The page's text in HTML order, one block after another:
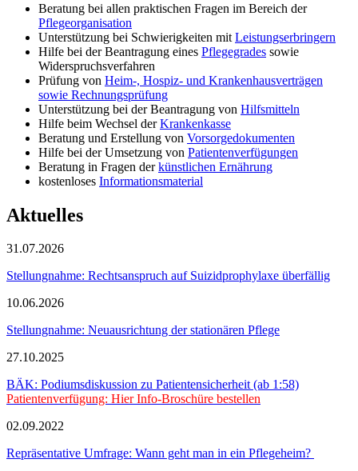
Beratung bei allen praktischen Fragen im Bereich der
Pflegeorganisation
Unterstützung bei Schwierigkeiten mit Leistungserbringern
Hilfe bei der Beantragung eines Pflegegrades sowie
Widerspruchsverfahren
Prüfung von Heim-, Hospiz- und Krankenhausverträgen
sowie Rechnungsprüfung
Unterstützung bei der Beantragung von Hilfsmitteln
Hilfe beim Wechsel derKrankenkasse
Beratung und Erstellung von Vorsorgedokumenten
Hilfe bei der Umsetzung von Patientenverfügungen
Beratung in Fragen derkünstlichen Ernährung
kostenloses Informationsmaterial
Aktuelles
31.07.2026
Stellungnahme: Rechtsanspruch auf Suizidprophylaxe überfällig
10.06.2026
Stellungnahme: Neuausrichtung der stationären Pflege
27.10.2025
BÄK: Podiumsdiskussion zu Patientensicherheit (ab 1:58)
Patientenverfügung: Hier Info-Broschüre bestellen
02.09.2022
Repräsentative Umfrage: Wann geht man in ein Pflegeheim?